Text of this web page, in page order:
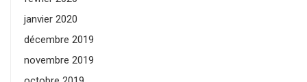
janvier 2020
décembre 2019
novembre 2019